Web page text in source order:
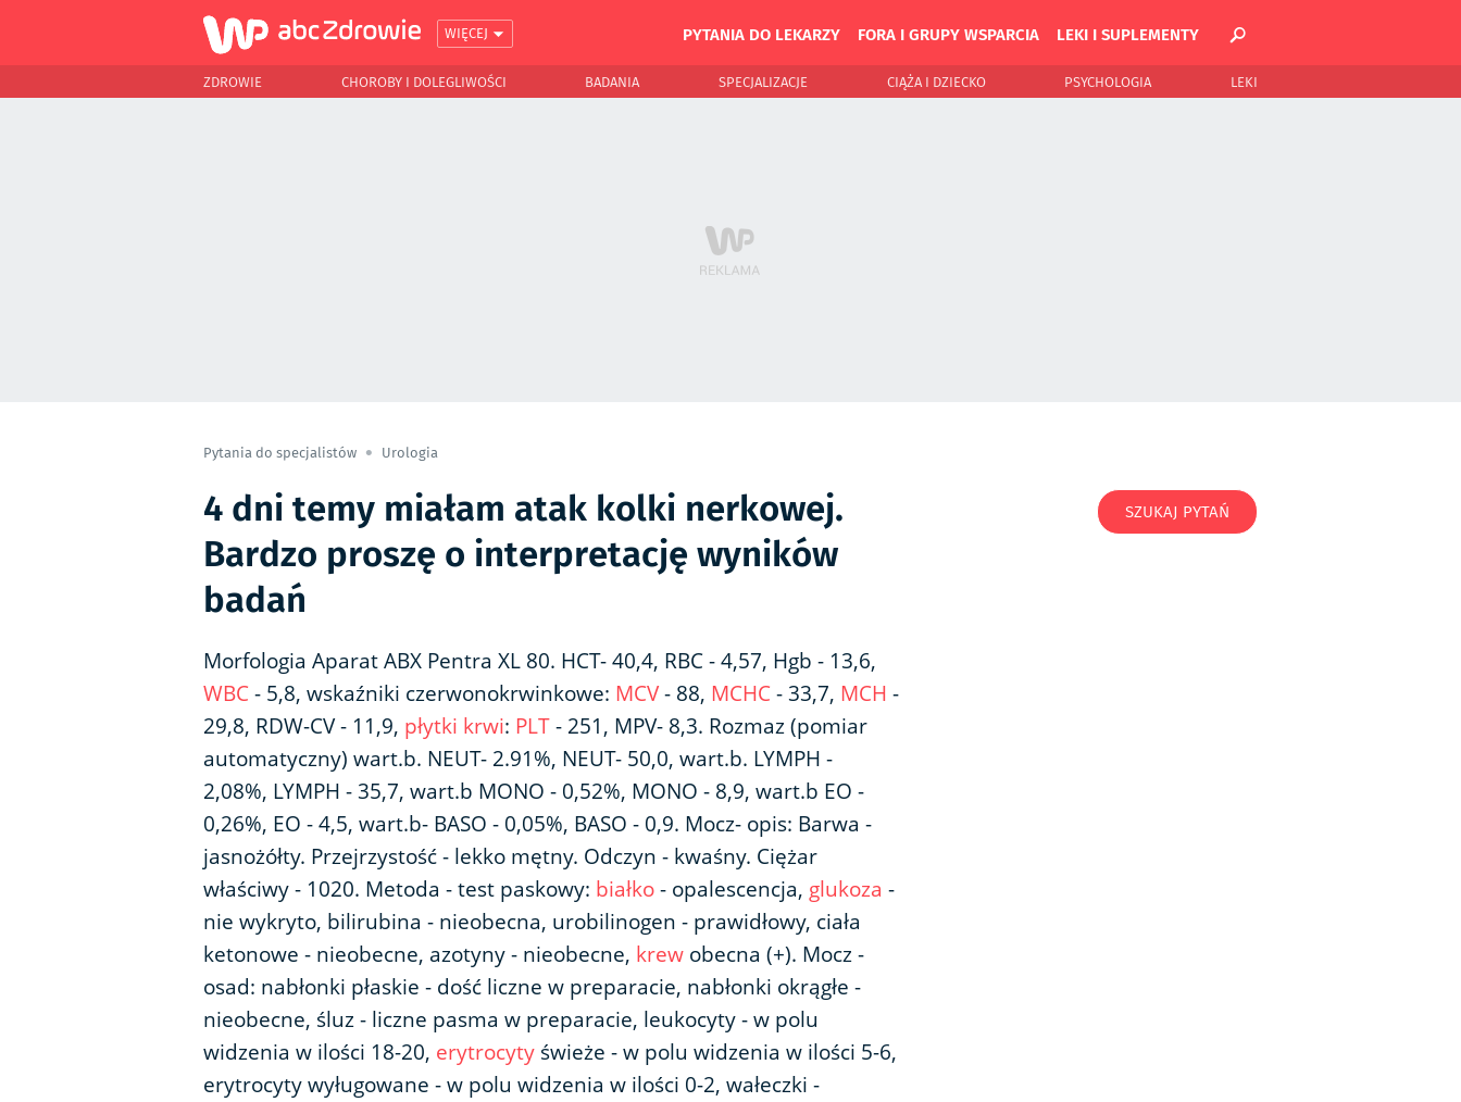
WIĘCEJ PYTANIA DO LEKARZY FORA I GRUPY WSPARCIA LEKI I SUPLEMENTY
ZDROWIE CHOROBY I DOLEGLIWOŚCI BADANIA SPECJALIZACJE CIĄŻA I DZIECKO PSYCHOLOGIA LEKI
Pytania do specjalistów Urologia
4 dni temy miałam atak kolki nerkowej.
Bardzo proszę o interpretację wyników
badań
Morfologia Aparat ABX Pentra XL 80. HCT- 40,4, RBC - 4,57, Hgb - 13,6,
WBC - 5,8, wskaźniki czerwonokrwinkowe: MCV- 88, MCHC - 33,7, MCH -
29,8, RDW-CV - 11,9, płytki krwi: PLT- 251, MPV- 8,3. Rozmaz (pomiar
automatyczny) wart.b. NEUT- 2.91%, NEUT- 50,0, wart.b. LYMPH -
2,08%, LYMPH - 35,7, wart.b MONO - 0,52%, MONO - 8,9, wart.b EO -
0,26%, EO - 4,5, wart.b- BASO - 0,05%, BASO - 0,9. Mocz- opis: Barwa -
jasnożółty. Przejrzystość - lekko mętny. Odczyn - kwaśny. Ciężar
właściwy - 1020. Metoda - test paskowy: białko- opalescencja, glukoza -
nie wykryto, bilirubina - nieobecna, urobilinogen - prawidłowy, ciała
ketonowe - nieobecne, azotyny - nieobecne, krew obecna (+). Mocz -
osad: nabłonki płaskie - dość liczne w preparacie, nabłonki okrągłe -
nieobecne, śluz - liczne pasma w preparacie, leukocyty - w polu
widzenia w ilości 18-20, erytrocyty świeże - w polu widzenia w ilości 5-6,
erytrocyty wyługowane - w polu widzenia w ilości 0-2, wałeczki -
SZUKAJ PYTAŃ